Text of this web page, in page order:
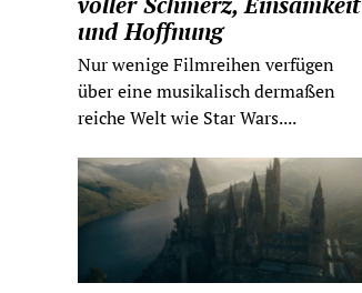
und Hoffnung
Nur wenige Filmreihen verfügen
über eine musikalisch dermaßen
reiche Welt wie Star Wars....